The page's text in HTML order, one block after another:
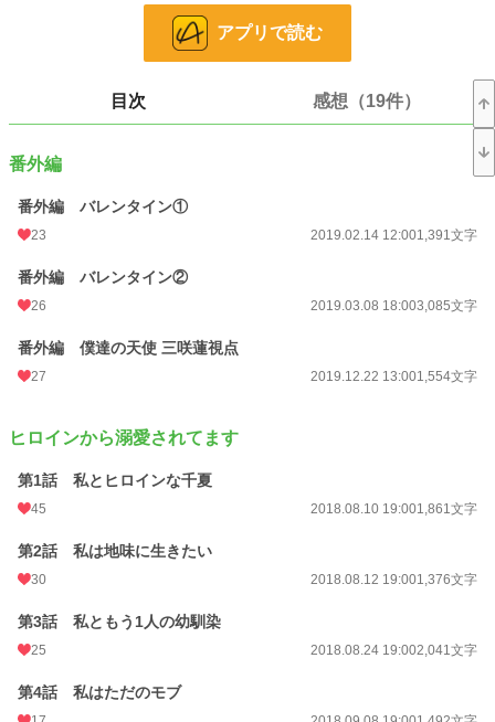
とりあえず短編で、高校生になってからの話だけ書いてみましたが、小学生く
長編を書くなら、主人公のはなちゃんと千夏の出会いくらいから、はなちゃん
と千夏の幼馴染（攻略対象者）との出会い、そして、はなちゃんのお兄ちゃん
（イケメンだけどシスコンなので残念）とはなちゃんのイチャイチャ（これ需要
象者な幼馴染、お兄ちゃんが焦って…とかを書きたいな、と思ってます。
書いてもらって、そこに書いてくれたら…壁|ω･`)ﾁﾗｯ
小説 24,774 位 / 228,743 件
恋愛
文字数 27,435
初回公開日時
週間ポイント
月間ポイント 561 pt (32,878 位)
アプリで読む
目次 感想（19件）
番外編
番外編 バレンタイン①
23 2019.02.14 12:001,391文字
番外編 バレンタイン②
26 2019.03.08 18:003,085文字
番外編 僕達の天使 三咲蓮視点
27 2019.12.22 13:001,554文字
ヒロインから溺愛されてます
第1話 私とヒロインな千夏
45 2018.08.10 19:001,861文字
第2話 私は地味に生きたい
30 2018.08.12 19:001,376文字
第3話 私ともう1人の幼馴染
25 2018.08.24 19:002,041文字
第4話 私はただのモブ